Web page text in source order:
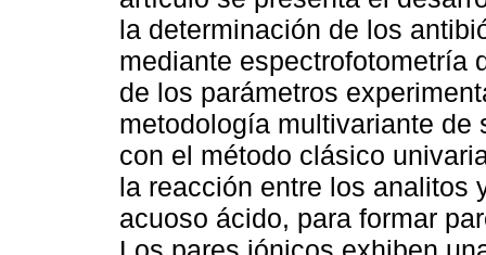
la determinación de los
mediante espectrofotometría
de los parámetros
metodología multivariante de
con el método clásico
la reacción entre los analitos
acuoso ácido, para formar